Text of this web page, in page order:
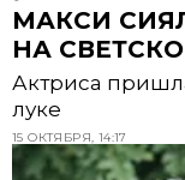
МАКСИ
НА
Актриса
луке
15 ОКТЯБРЯ, 14:17